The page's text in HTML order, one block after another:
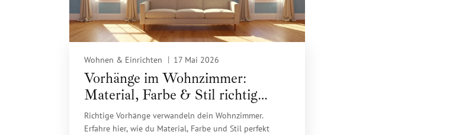
Wohnen & Einrichten 17 Mai 2026
Vorhänge im Wohnzimmer:
Material, Farbe & Stil richtig
wählen
Richtige Vorhänge verwandeln dein Wohnzimmer.
Erfahre hier, wie du Material, Farbe und Stil perfekt